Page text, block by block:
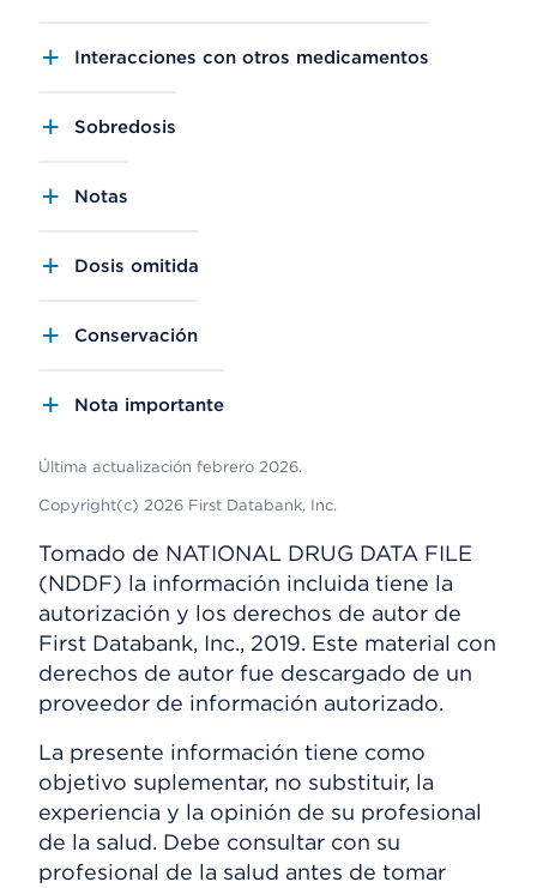
Interacciones con otros medicamentos
Sobredosis
Notas
Dosis omitida
Conservación
Nota importante
Última actualización febrero 2026.
Copyright(c) 2026 First Databank, Inc.
Tomado de NATIONAL DRUG DATA FILE
(NDDF) la información incluida tiene la
autorización y los derechos de autor de
First Databank, Inc., 2019. Este material con
derechos de autor fue descargado de un
proveedor de información autorizado.
La presente información tiene como
objetivo suplementar, no substituir, la
experiencia y la opinión de su profesional
de la salud. Debe consultar con su
profesional de la salud antes de tomar